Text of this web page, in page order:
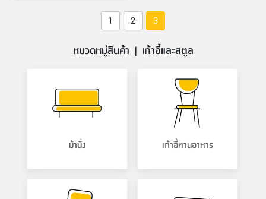
1 2 3
หมวดหมู่สินค้า | เก้าอี้และสตูล
ม้านั่ง เก้าอี้ทานอาหาร